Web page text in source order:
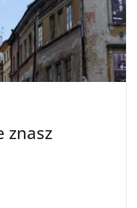
znasz